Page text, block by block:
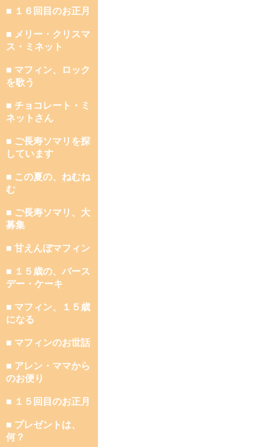
■ １６回目のお正月
■ メリー・クリスマ
ス・ミネット
■ マフィン、ロック
を歌う
■ チョコレート・ミ
ネットさん
■ ご長寿ソマリを探
しています
■ この夏の、ねむね
む
■ ご長寿ソマリ、大
募集
■ 甘えんぼマフィン
■ １５歳の、バース
デー・ケーキ
■ マフィン、１５歳
になる
■ マフィンのお世話
■ アレン・ママから
のお便り
■ １５回目のお正月
■ プレゼントは、
何？